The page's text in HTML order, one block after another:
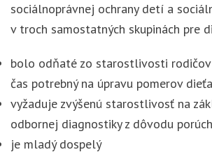
sociálnoprávnej ochrany detí a
v troch samostatných skupinách pre
bolo odňaté zo starostlivosti rodičov
čas potrebný na úpravu pomerov
vyžaduje zvýšenú starostlivosť na
odbornej diagnostiky z dôvodu
je mladý dospelý